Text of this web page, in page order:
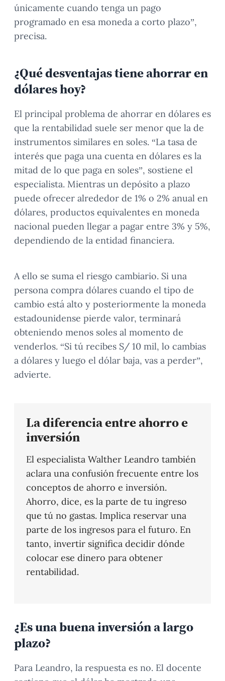
únicamente cuando tenga un pago
programado en esa moneda a corto plazo”,
precisa.
¿Qué desventajas tiene ahorrar en
dólares hoy?
El principal problema de ahorrar en dólares es
que la rentabilidad suele ser menor que la de
instrumentos similares en soles. “La tasa de
interés que paga una cuenta en dólares es la
mitad de lo que paga en soles”, sostiene el
especialista. Mientras un depósito a plazo
puede ofrecer alrededor de 1% o 2% anual en
dólares, productos equivalentes en moneda
nacional pueden llegar a pagar entre 3% y 5%,
dependiendo de la entidad financiera.
A ello se suma el riesgo cambiario. Si una
persona compra dólares cuando el tipo de
cambio está alto y posteriormente la moneda
estadounidense pierde valor, terminará
obteniendo menos soles al momento de
venderlos. “Si tú recibes S/ 10 mil, lo cambias
a dólares y luego el dólar baja, vas a perder”,
advierte.
La diferencia entre ahorro e
inversión
El especialista Walther Leandro también
aclara una confusión frecuente entre los
conceptos de ahorro e inversión.
Ahorro, dice, es la parte de tu ingreso
que tú no gastas. Implica reservar una
parte de los ingresos para el futuro. En
tanto, invertir significa decidir dónde
colocar ese dinero para obtener
rentabilidad.
¿Es una buena inversión a largo
plazo?
Para Leandro, la respuesta es no. El docente